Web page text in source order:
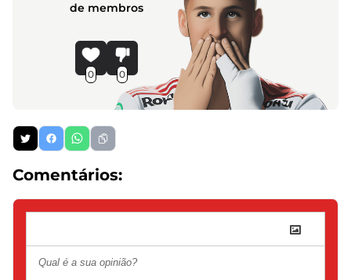
de membros
0 0
Comentários: